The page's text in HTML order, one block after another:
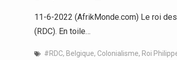
11-6-2022 (AfrikMonde.com) Le roi
(RDC). En toile…
#RDC, Belgique, Colonialisme, Roi